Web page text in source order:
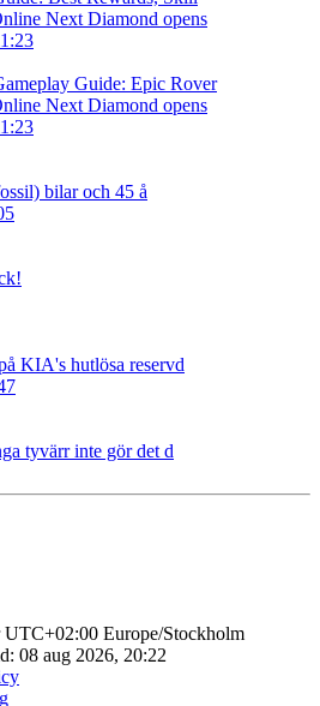
Next Diamond opens
Guide: Epic Rover
Next Diamond opens
bilar och 45 å
KIA's hutlösa reservd
tyvärr inte gör det d
UTC+02:00 Europe/Stockholm
08 aug 2026, 20:22